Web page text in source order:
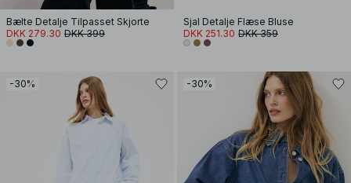
Bælte Detalje Tilpasset Skjorte
DKK 279.30 DKK 399
Sjal Detalje Flæse Bluse
DKK 251.30 DKK 359
-30% -30%